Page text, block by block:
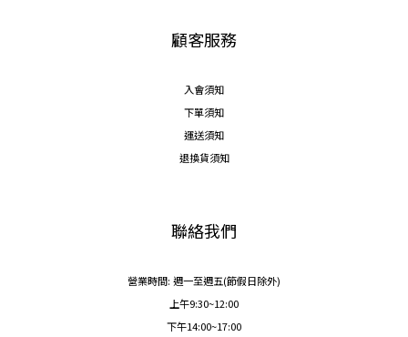
顧客服務
入會須知
下單須知
運送須知
退換貨須知
聯絡我們
營業時間: 週一至週五(節假日除外)
上午9:30~12:00
下午14:00~17:00